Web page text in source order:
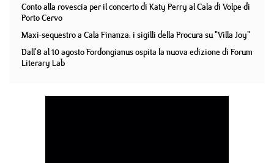
Conto alla rovescia per il concerto di Katy Perry al Cala di Volpe di
Porto Cervo
Maxi-sequestro a Cala Finanza: i sigilli della Procura su "Villa Joy"
Dall'8 al 10 agosto Fordongianus ospita la nuova edizione di Forum
Literary Lab